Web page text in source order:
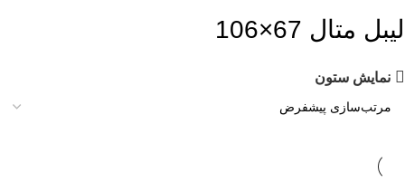
لیبل متال 67×106
نمایش ستون